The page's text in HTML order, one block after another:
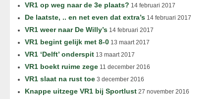
VR1 op weg naar de 3e plaats? 14 februari 2017
De laatste, .. en net even dat extra’s 14 februari 2017
VR1 weer naar De Willy’s 14 februari 2017
VR1 begint gelijk met 8-0 13 maart 2017
VR1 ‘Delft’ onderspit 13 maart 2017
VR1 boekt ruime zege 11 december 2016
VR1 slaat na rust toe 3 december 2016
Knappe uitzege VR1 bij Sportlust 27 november 2016